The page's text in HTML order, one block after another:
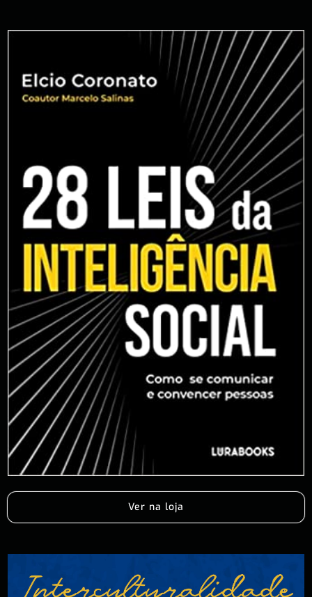
Ver na loja